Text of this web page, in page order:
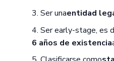
Ser unaentidad
Ser early-stage, es
6 años de existencia